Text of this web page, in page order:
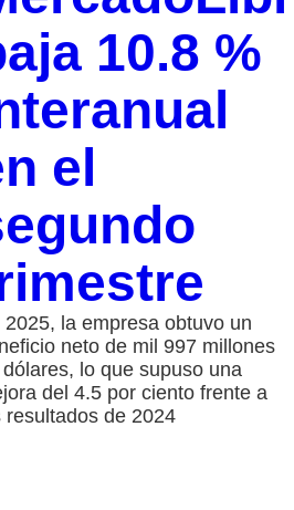
10.8 %
el
2025, la empresa obtuvo un
neto de mil 997 millones
lo que supuso una
del 4.5 por ciento frente a
resultados de 2024